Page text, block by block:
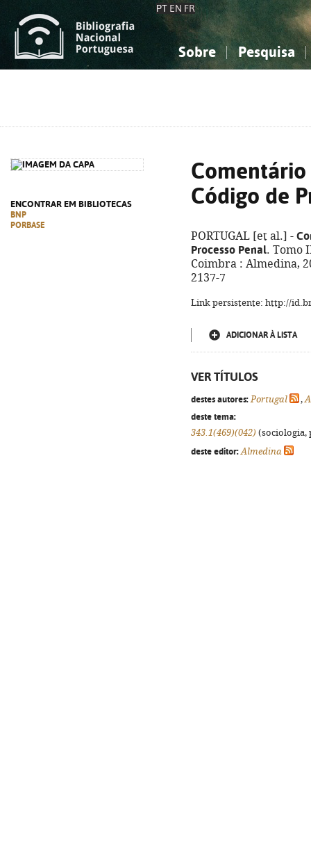
PT EN FR
Sobre Pesquisa
ENCONTRAR EM BIBLIOTECAS
BNP
PORBASE
Código de
PORTUGAL [et al.] -
Processo Penal. Tomo
Coimbra : Almedina,
2137-7
Link persistente: http://
ADICIONAR À LISTA
VER TÍTULOS
destes autores: Portugal ,
deste tema:
343.1(469)(042) (sociologia,
deste editor: Almedina